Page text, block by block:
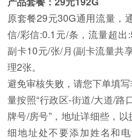
原套餐29元30G通用流量，
信/彩信:0.1元/条，流量超出
副卡10元/张/月(副卡流量共
理2张。
避免审核失败，请您下单填
量按照“行政区-街道/大道/路
牌号/房号”，地址详细些，
细地址处不要添加姓名和